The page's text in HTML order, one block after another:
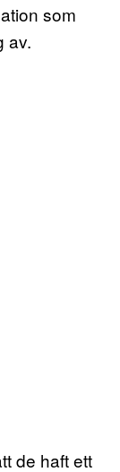
som
av.
de haft ett